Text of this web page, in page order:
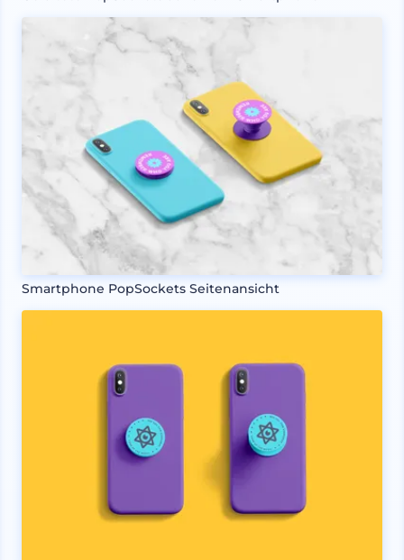
Smartphone PopSockets Seitenansicht